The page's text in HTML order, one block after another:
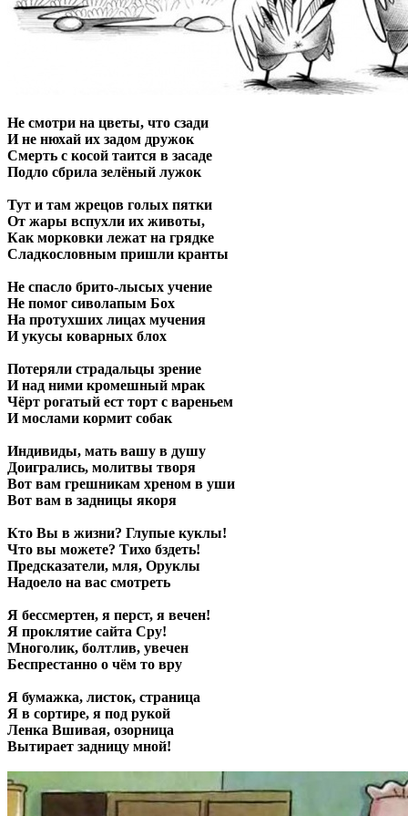
Не смотри на цветы, что сзади
И не нюхай их задом дружок
Смерть с косой таится в засаде
Подло сбрила зелёный лужок
Тут и там жрецов голых пятки
От жары вспухли их животы,
Как морковки лежат на грядке
Сладкословным пришли кранты
Не спасло брито-лысых учение
Не помог сиволапым Бох
На протухших лицах мучения
И укусы коварных блох
Потеряли страдальцы зрение
И над ними кромешный мрак
Чёрт рогатый ест торт с вареньем
И мослами кормит собак
Индивиды, мать вашу в душу
Доигрались, молитвы творя
Вот вам грешникам хреном в уши
Вот вам в задницы якоря
Кто Вы в жизни? Глупые куклы!
Что вы можете? Тихо бздеть!
Предсказатели, мля, Оруклы
Надоело на вас смотреть
Я бессмертен, я перст, я вечен!
Я проклятие сайта Сру!
Многолик, болтлив, увечен
Беспрестанно о чём то вру
Я бумажка, листок, страница
Я в сортире, я под рукой
Ленка Вшивая, озорница
Вытирает задницу мной!